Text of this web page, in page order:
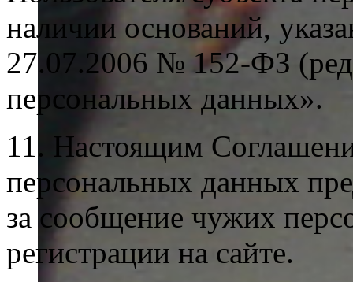
наличии оснований,
27.07.2006 № 152-ФЗ
персональных данных».
11. Настоящим
персональных данных
за сообщение чужих
регистрации на сайте.